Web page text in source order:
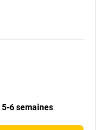
5-6 semaines